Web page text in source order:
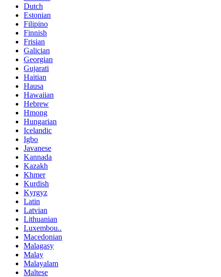
Dutch
Estonian
Filipino
Finnish
Frisian
Galician
Georgian
Gujarati
Haitian
Hausa
Hawaiian
Hebrew
Hmong
Hungarian
Icelandic
Igbo
Javanese
Kannada
Kazakh
Khmer
Kurdish
Kyrgyz
Latin
Latvian
Lithuanian
Luxembou..
Macedonian
Malagasy
Malay
Malayalam
Maltese